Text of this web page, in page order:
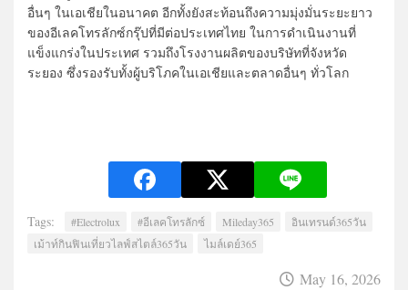
อื่นๆ ในเอเชียในอนาคต อีกทั้งยังสะท้อนถึงความมุ่งมั่นระยะยาว
ของอีเลคโทรลักซ์กรุ๊ปที่มีต่อประเทศไทย ในการดำเนินงานที่
แข็งแกร่งในประเทศ รวมถึงโรงงานผลิตของบริษัทที่จังหวัด
ระยอง ซึ่งรองรับทั้งผู้บริโภคในเอเชียและตลาดอื่นๆ ทั่วโลก
Tags: #Electrolux #อีเลคโทรลักซ์ Mileday365
อินเทรนด์365วัน
เม้าท์กินฟินเที่ยวไลฟ์สไตล์365วัน
ไมล์เดย์365
May 16, 2026